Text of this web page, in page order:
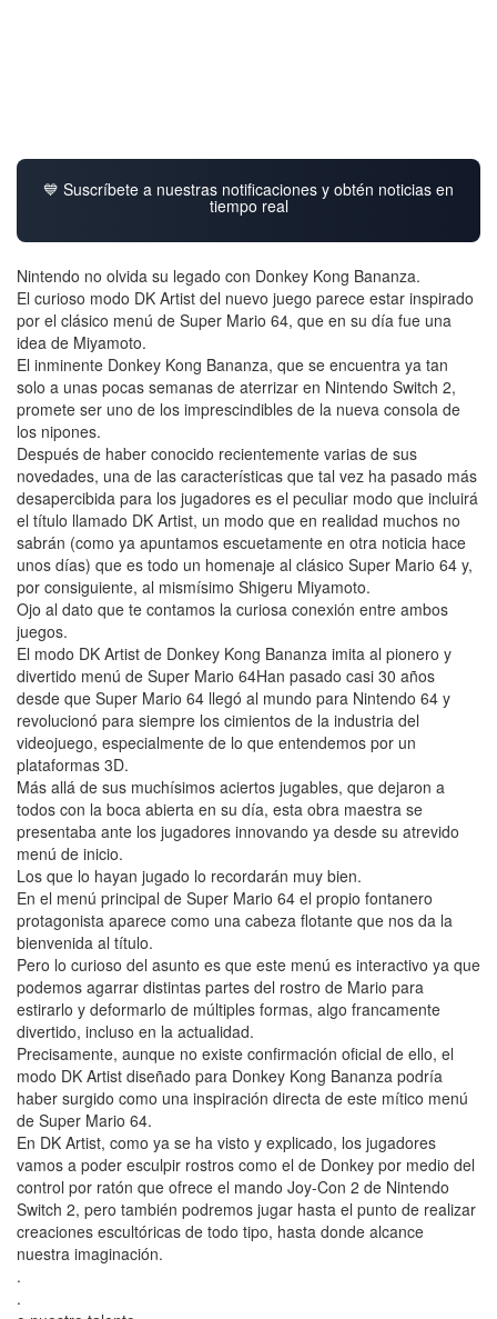
💙 Suscríbete a nuestras notificaciones y obtén noticias en
tiempo real
Nintendo no olvida su legado con Donkey Kong Bananza.
El curioso modo DK Artist del nuevo juego parece estar inspirado
por el clásico menú de Super Mario 64, que en su día fue una
idea de Miyamoto.
El inminente Donkey Kong Bananza, que se encuentra ya tan
solo a unas pocas semanas de aterrizar en Nintendo Switch 2,
promete ser uno de los imprescindibles de la nueva consola de
los nipones.
Después de haber conocido recientemente varias de sus
novedades, una de las características que tal vez ha pasado más
desapercibida para los jugadores es el peculiar modo que incluirá
el título llamado DK Artist, un modo que en realidad muchos no
sabrán (como ya apuntamos escuetamente en otra noticia hace
unos días) que es todo un homenaje al clásico Super Mario 64 y,
por consiguiente, al mismísimo Shigeru Miyamoto.
Ojo al dato que te contamos la curiosa conexión entre ambos
juegos.
El modo DK Artist de Donkey Kong Bananza imita al pionero y
divertido menú de Super Mario 64Han pasado casi 30 años
desde que Super Mario 64 llegó al mundo para Nintendo 64 y
revolucionó para siempre los cimientos de la industria del
videojuego, especialmente de lo que entendemos por un
plataformas 3D.
Más allá de sus muchísimos aciertos jugables, que dejaron a
todos con la boca abierta en su día, esta obra maestra se
presentaba ante los jugadores innovando ya desde su atrevido
menú de inicio.
Los que lo hayan jugado lo recordarán muy bien.
En el menú principal de Super Mario 64 el propio fontanero
protagonista aparece como una cabeza flotante que nos da la
bienvenida al título.
Pero lo curioso del asunto es que este menú es interactivo ya que
podemos agarrar distintas partes del rostro de Mario para
estirarlo y deformarlo de múltiples formas, algo francamente
divertido, incluso en la actualidad.
Precisamente, aunque no existe confirmación oficial de ello, el
modo DK Artist diseñado para Donkey Kong Bananza podría
haber surgido como una inspiración directa de este mítico menú
de Super Mario 64.
En DK Artist, como ya se ha visto y explicado, los jugadores
vamos a poder esculpir rostros como el de Donkey por medio del
control por ratón que ofrece el mando Joy-Con 2 de Nintendo
Switch 2, pero también podremos jugar hasta el punto de realizar
creaciones escultóricas de todo tipo, hasta donde alcance
nuestra imaginación.
.
.